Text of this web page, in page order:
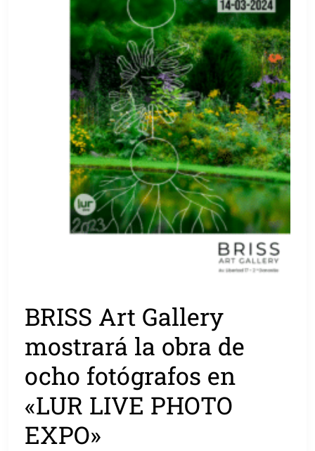
BRISS Art Gallery
mostrará la obra de
ocho fotógrafos en
«LUR LIVE PHOTO
EXPO»